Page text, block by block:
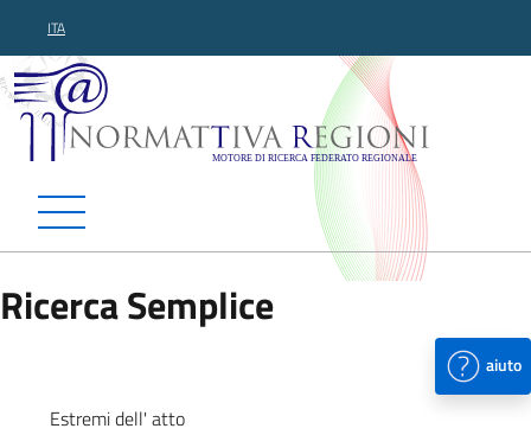
ITA
Normattiva Regioni -
Ricerca Semplice
aiuto
Estremi dell' atto